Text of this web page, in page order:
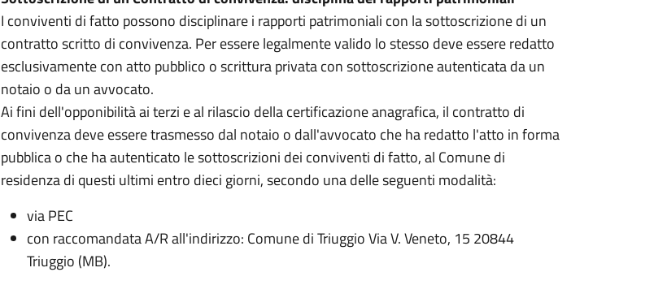
I conviventi di fatto possono disciplinare i rapporti patrimoniali con la sottoscrizione di un
contratto scritto di convivenza. Per essere legalmente valido lo stesso deve essere redatto
esclusivamente con atto pubblico o scrittura privata con sottoscrizione autenticata da un
notaio o da un avvocato.
Ai fini dell'opponibilità ai terzi e al rilascio della certificazione anagrafica, il contratto di
convivenza deve essere trasmesso dal notaio o dall'avvocato che ha redatto l'atto in forma
pubblica o che ha autenticato le sottoscrizioni dei conviventi di fatto, al Comune di
residenza di questi ultimi entro dieci giorni, secondo una delle seguenti modalità:
via PEC
con raccomandata A/R all'indirizzo: Comune di Triuggio Via V. Veneto, 15 20844
Triuggio (MB).